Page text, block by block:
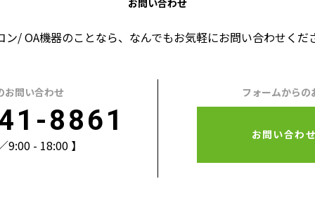
お問い合わせ
ン/ OA機器のことなら、なんでもお気軽にお問い合わせくだ
お問い合わせ
8861
9:00 - 18:00 】
フォームからの
お問い合わ